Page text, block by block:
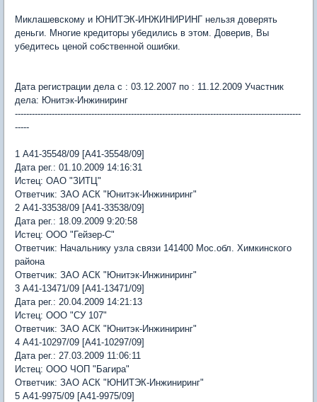
Миклашевскому и ЮНИТЭК-ИНЖИНИРИНГ нельзя доверять
деньги. Многие кредиторы убедились в этом. Доверив, Вы
убедитесь ценой собственной ошибки.
Дата регистрации дела c : 03.12.2007 по : 11.12.2009 Участник
дела: Юнитэк-Инжиниринг
-----------------------------------------------------------------------------------------------------
-----
1 А41-35548/09 [А41-35548/09]
Дата рег.: 01.10.2009 14:16:31
Истец: ОАО "ЗИТЦ"
Ответчик: ЗАО АСК "Юнитэк-Инжиниринг"
2 А41-33538/09 [А41-33538/09]
Дата рег.: 18.09.2009 9:20:58
Истец: ООО "Гейзер-С"
Ответчик: Начальнику узла связи 141400 Мос.обл. Химкинского
района
Ответчик: ЗАО АСК "Юнитэк-Инжиниринг"
3 А41-13471/09 [А41-13471/09]
Дата рег.: 20.04.2009 14:21:13
Истец: ООО "СУ 107"
Ответчик: ЗАО АСК "Юнитэк-Инжиниринг"
4 А41-10297/09 [А41-10297/09]
Дата рег.: 27.03.2009 11:06:11
Истец: ООО ЧОП "Багира"
Ответчик: ЗАО АСК "ЮНИТЭК-Инжиниринг"
5 А41-9975/09 [А41-9975/09]